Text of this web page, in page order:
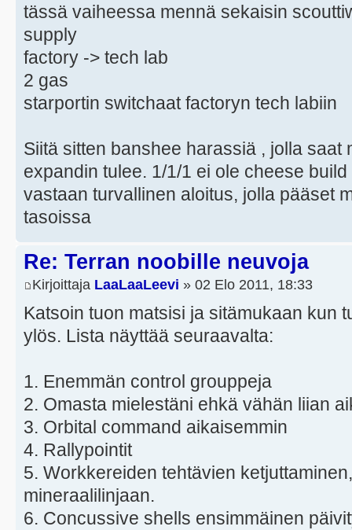
tässä vaiheessa mennä sekaisin
supply
factory -> tech lab
2 gas
starportin switchaat factoryn tech labiin
Siitä sitten banshee harassiä , jolla saat
expandin tulee. 1/1/1 ei ole cheese
vastaan turvallinen aloitus, jolla pääset
tasoissa
Re: Terran noobille neuvoja
Kirjoittaja LaaLaaLeevi » 02 Elo 2011, 18:33
Katsoin tuon matsisi ja sitämukaan kun
ylös. Lista näyttää seuraavalta:
1. Enemmän control grouppeja
2. Omasta mielestäni ehkä vähän liian
3. Orbital command aikaisemmin
4. Rallypointit
5. Workkereiden tehtävien
mineraalilinjaan.
6. Concussive shells ensimmäinen